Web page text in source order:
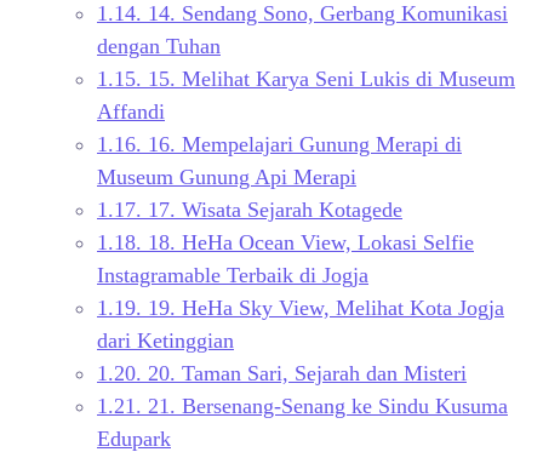
1.14. 14. Sendang Sono, Gerbang Komunikasi
dengan Tuhan
1.15. 15. Melihat Karya Seni Lukis di Museum
Affandi
1.16. 16. Mempelajari Gunung Merapi di
Museum Gunung Api Merapi
1.17. 17. Wisata Sejarah Kotagede
1.18. 18. HeHa Ocean View, Lokasi Selfie
Instagramable Terbaik di Jogja
1.19. 19. HeHa Sky View, Melihat Kota Jogja
dari Ketinggian
1.20. 20. Taman Sari, Sejarah dan Misteri
1.21. 21. Bersenang-Senang ke Sindu Kusuma
Edupark